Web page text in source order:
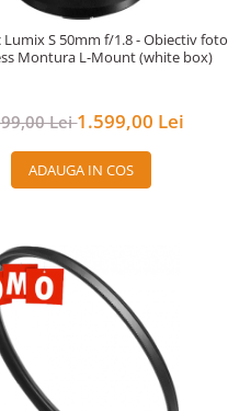
Lumix S 50mm f/1.8 - Obiectiv foto
Montura L-Mount (white box)
Lei1.599,00 Lei
ADAUGA IN COS